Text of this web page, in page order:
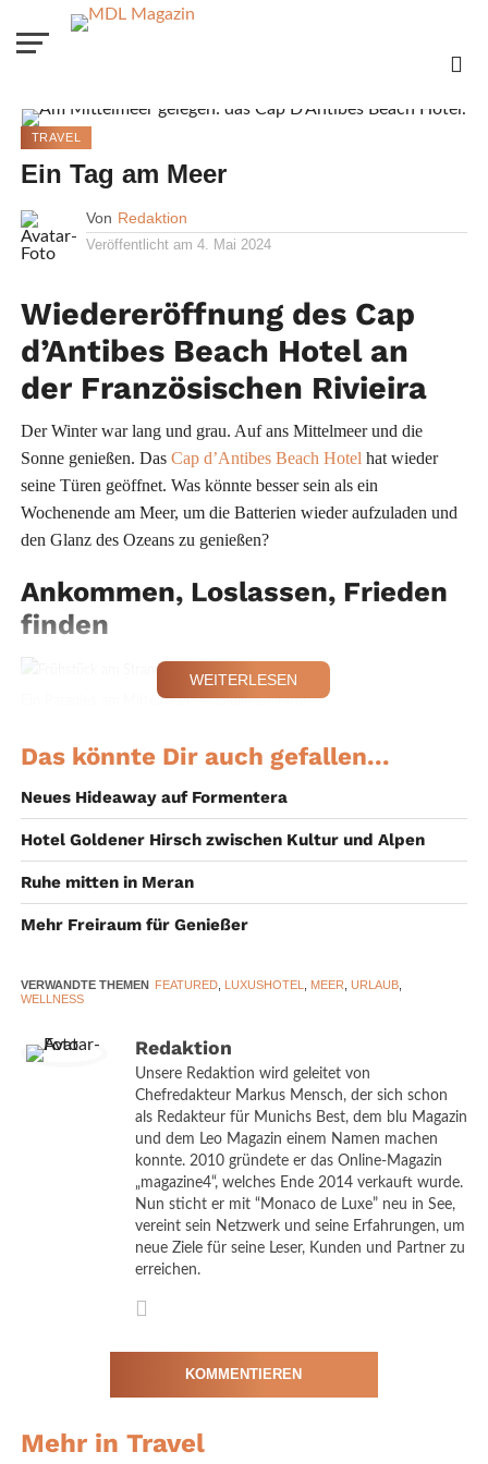
TRAVEL
Ein Tag am Meer
Von Redaktion
Veröffentlicht am 4. Mai 2024
Wiedereröffnung des Cap
d’Antibes Beach Hotel an
der Französischen Rivieira
Der Winter war lang und grau. Auf ans Mittelmeer und die
Sonne genießen. Das Cap d’Antibes Beach Hotel hat wieder
seine Türen geöffnet. Was könnte besser sein als ein
Wochenende am Meer, um die Batterien wieder aufzuladen und
den Glanz des Ozeans zu genießen?
Ankommen, Loslassen, Frieden
finden
Ein Paradies am Mittelmeer. © Giulio Ghirardi
So könnte ein Tag dort aussehen: Morgens, allein am privaten
Strand, ein Sprung in die erfrischenden Wogen desMeeres. Das
Restaurant am Strand serviert Frühstück und Cocktails, während
die Gäste sich in der Sonne wärmen oder eine Tasse Kaffee
trinken.
Schatten von Vorhängen eingerichtet. Der perfekte Ort für
Gesichts- und Körpermassagen. In Zusammenarbeit mit Le Tigre
werden außerdem private und Gruppen-Yogakurse im
exotischen Garten und auf der Dachterrasse angeboten.
Erkunden der Küste und nahe
gelegener Städte
WEITERLESEN
Das könnte Dir auch gefallen...
Neues Hideaway auf Formentera
Hotel Goldener Hirsch zwischen Kultur und Alpen
Ruhe mitten in Meran
Mehr Freiraum für Genießer
VERWANDTE THEMEN FEATURED, LUXUSHOTEL MEER URLAUB,
WELLNESS
Redaktion
Unsere Redaktion wird geleitet von
Chefredakteur Markus Mensch, der sich schon
als Redakteur für Munichs Best, dem blu Magazin
und dem Leo Magazin einem Namen machen
konnte. 2010 gründete er das Online-Magazin
„magazine4“, welches Ende 2014 verkauft wurde.
Nun sticht er mit “Monaco de Luxe” neu in See,
vereint sein Netzwerk und seine Erfahrungen, um
neue Ziele für seine Leser, Kunden und Partner zu
erreichen.
KOMMENTIEREN
Mehr in Travel